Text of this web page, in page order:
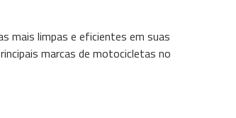
mais limpas e eficientes em suas
marcas de motocicletas no